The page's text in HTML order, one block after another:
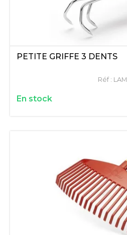
PETITE GRIFFE 3 DENTS
Réf : LAM
En stock